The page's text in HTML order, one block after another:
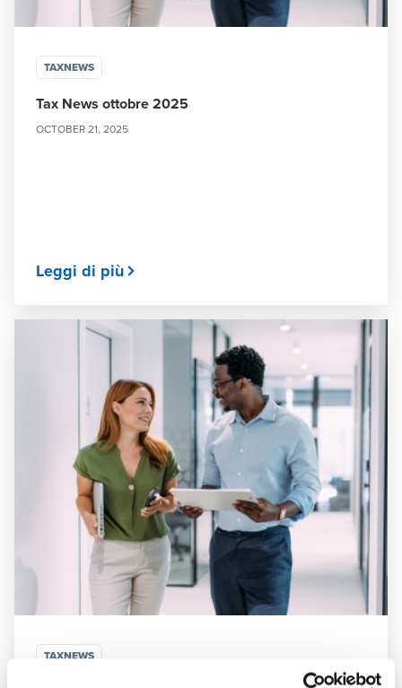
TAXNEWS
Tax News ottobre 2025
OCTOBER 21, 2025
Leggi di più
TAXNEWS